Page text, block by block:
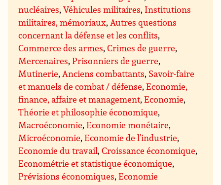
nucléaires,Véhicules militaires, Institutions
militaires, mémoriaux,Autres questions
concernant la défense et les conflits,
Commerce des armes,Crimes de guerre,
Mercenaires,Prisonniers de guerre,
Mutinerie,Anciens combattants, Savoir-faire
et manuels de combat / défense,Economie,
finance, affaire et management,Economie,
Théorie et philosophie économique,
Macroéconomie,Economie monétaire,
Microéconomie,Economie de l’industrie,
Economie du travail,Croissance économique,
Econométrie et statistique économique,
Prévisions économiques,Economie